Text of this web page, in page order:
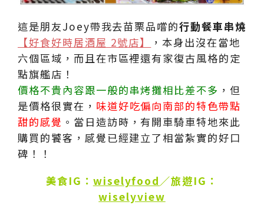
這是朋友Joey帶我去苗栗品嚐的行動餐車串燒
【好食好時居酒屋 2號店】
，本身出沒在當地
六個區域，而且在市區裡還有家復古風格的定
點旗艦店！
價格不貴內容跟一般的串烤攤相比差不多 ，但
是價格很實在， 味道好吃偏向南部的特色帶點
甜的感覺 。當日造訪時，有開車騎車特地來此
購買的饕客，感覺已經建立了相當紮實的好口
碑！！
美食IG： wiselyfood ／旅遊IG：
wiselyview